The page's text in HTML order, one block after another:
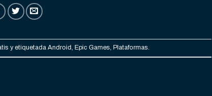
y etiquetadaAndroid, Epic Games, Plataformas.